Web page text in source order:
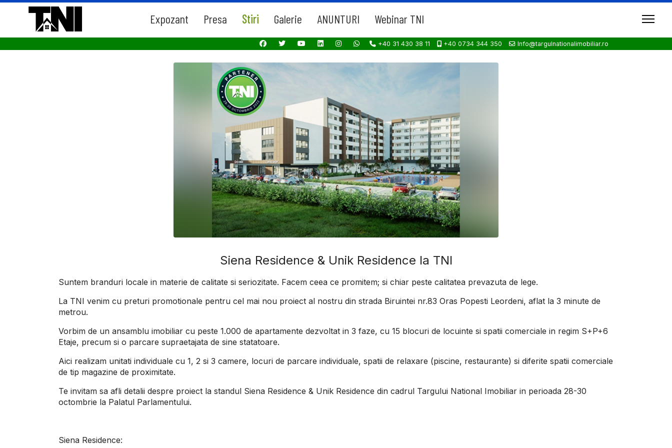
Expozant Presa Stiri Galerie ANUNTURI Webinar TNI
+40 31 430 38 11 +40 0734 344 350 Info@targulnationalimobiliar.ro
Siena Residence & Unik Residence la TNI
Suntem branduri locale in materie de calitate si seriozitate. Facem ceea ce promitem; si chiar peste calitatea prevazuta de lege.
La TNI venim cu preturi promotionale pentru cel mai nou proiect al nostru din strada Biruintei nr.83 Oras Popesti Leordeni, aflat la 3 minute de
metrou.
Vorbim de un ansamblu imobiliar cu peste 1.000 de apartamente dezvoltat in 3 faze, cu 15 blocuri de locuinte si spatii comerciale in regim S+P+6
Etaje, precum si o parcare supraetajata de sine statatoare.
Aici realizam unitati individuale cu 1, 2 si 3 camere, locuri de parcare individuale, spatii de relaxare (piscine, restaurante) si diferite spatii comerciale
de tip magazine de proximitate.
Te invitam sa afli detalii despre proiect la standul Siena Residence & Unik Residence din cadrul Targului National Imobiliar in perioada 28-30
octombrie la Palatul Parlamentului.
Siena Residence: